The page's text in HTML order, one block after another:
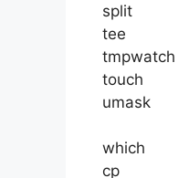
split
tee
tmpwatch
touch
umask
which
cp